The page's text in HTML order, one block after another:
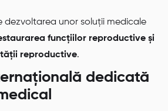
dezvoltarea unor soluții medicale
funcțiilor reproductive și
reproductive.
dedicată